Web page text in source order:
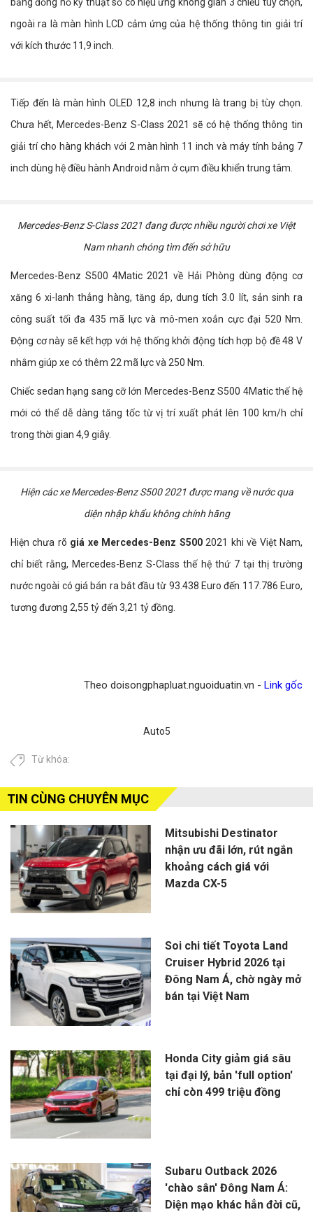
ngoài ra là màn hình LCD cảm ứng của hệ thống thông tin giải trí
với kích thước 11,9 inch.
Tiếp đến là màn hình OLED 12,8 inch nhưng là trang bị tùy chọn.
Chưa hết, Mercedes-Benz S-Class 2021 sẽ có hệ thống thông tin
giải trí cho hàng khách với 2 màn hình 11 inch và máy tính bảng 7
inch dùng hệ điều hành Android nằm ở cụm điều khiển trung tâm.
Mercedes-Benz S-Class 2021 đang được nhiều người chơi xe Việt
Nam nhanh chóng tìm đến sở hữu
Mercedes-Benz S500 4Matic 2021 về Hải Phòng dùng động cơ
xăng 6 xi-lanh thẳng hàng, tăng áp, dung tích 3.0 lít, sản sinh ra
công suất tối đa 435 mã lực và mô-men xoắn cực đại 520 Nm.
Động cơ này sẽ kết hợp với hệ thống khởi động tích hợp bộ đề 48 V
nhằm giúp xe có thêm 22 mã lực và 250 Nm.
Chiếc sedan hạng sang cỡ lớn Mercedes-Benz S500 4Matic thế hệ
mới có thể dễ dàng tăng tốc từ vị trí xuất phát lên 100 km/h chỉ
trong thời gian 4,9 giây.
Hiện các xe Mercedes-Benz S500 2021 được mang về nước qua
diện nhập khẩu không chính hãng
Hiện chưa rõ giá xe Mercedes-Benz S5002021 khi về Việt Nam,
chỉ biết rằng, Mercedes-Benz S-Class thế hệ thứ 7 tại thị trường
nước ngoài có giá bán ra bắt đầu từ 93.438 Euro đến 117.786 Euro,
tương đương 2,55 tỷ đến 3,21 tỷ đồng.
Theo doisongphapluat.nguoiduatin.vn - Link gốc
Auto5
Từ khóa:
TIN CÙNG CHUYÊN MỤC
Mitsubishi Destinator
nhận ưu đãi lớn, rút ngắn
khoảng cách giá với
Mazda CX-5
Soi chi tiết Toyota Land
Cruiser Hybrid 2026 tại
Đông Nam Á, chờ ngày mở
bán tại Việt Nam
Honda City giảm giá sâu
tại đại lý, bản 'full option'
chỉ còn 499 triệu đồng
Subaru Outback 2026
'chào sân' Đông Nam Á:
Diện mạo khác hẳn đời cũ,